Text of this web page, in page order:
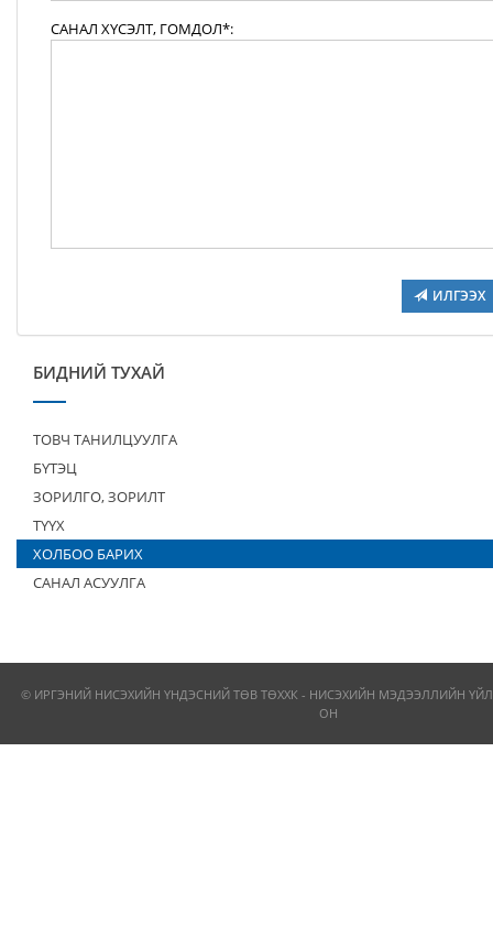
САНАЛ ХҮСЭЛТ, ГОМДОЛ*:
ИЛГЭЭХ
БИДНИЙ ТУХАЙ
ТОВЧ ТАНИЛЦУУЛГА
БҮТЭЦ
ЗОРИЛГО, ЗОРИЛТ
ТҮҮХ
ХОЛБОО БАРИХ
САНАЛ АСУУЛГА
© ИРГЭНИЙ НИСЭХИЙН ҮНДЭСНИЙ ТӨВ ТӨХХК - НИСЭХИЙН МЭДЭЭЛЛИЙН
ОН